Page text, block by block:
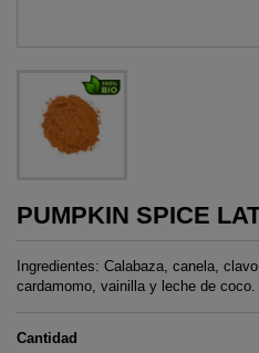
PUMPKIN SPICE
Ingredientes: Calabaza, canela,
cardamomo, vainilla y leche de coco.
Cantidad